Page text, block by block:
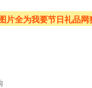
片全为我要节日礼品网